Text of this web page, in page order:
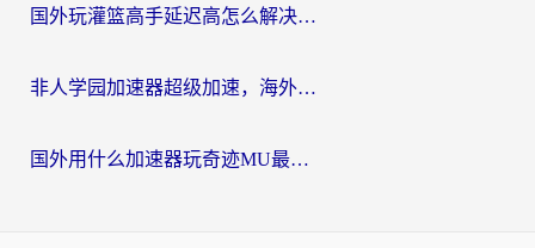
国外玩灌篮高手延迟高怎么解决？海外玩家国服游戏加速终极指南
非人学园加速器超级加速，海外玩家重返国服的通行证
国外用什么加速器玩奇迹MU最好？2026海外玩家国服游戏加速全攻略